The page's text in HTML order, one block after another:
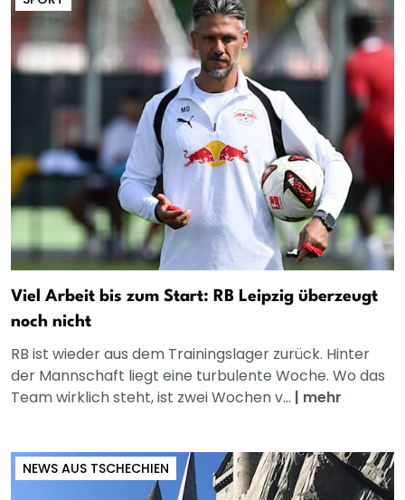
Viel Arbeit bis zum Start: RB Leipzig überzeugt
noch nicht
RB ist wieder aus dem Trainingslager zurück. Hinter
der Mannschaft liegt eine turbulente Woche. Wo das
Team wirklich steht, ist zwei Wochen v... | mehr
NEWS AUS TSCHECHIEN